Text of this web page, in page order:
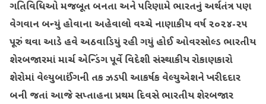
ગતિવિધિઓ મજબૂત બનતા અને પરિણામે ભારતનું અર્થતંત્ર પણ
વેગવાન બન્યું હોવાના અહેવાલો વચ્ચે નાણાકીય વર્ષ ૨૦૨૪-૨૫
પૂરું થવા આડે હવે અઠવાડિયું રહી ગયું હોઈ ઓવરસોલ્ડ ભારતીય
શેરબજારમાં માર્ચ એન્ડિંગ પૂર્વે વિદેશી સંસ્થાકીય રોકાણકારો
શેરોમાં વેલ્યુબાઈંગની તક ઝડપી આકર્ષક વેલ્યુએશને ખરીદદાર
બની જતાં આજે સપ્તાહના પ્રથમ દિવસે ભારતીય શેરબજાર